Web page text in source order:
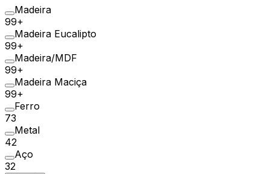
Madeira
99+
Madeira Eucalipto
99+
Madeira/MDF
99+
Madeira Maciça
99+
Ferro
73
Metal
42
Aço
32